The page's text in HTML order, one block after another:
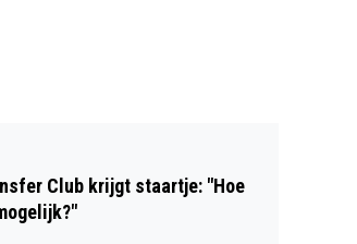
Club krijgt staartje: "Hoe